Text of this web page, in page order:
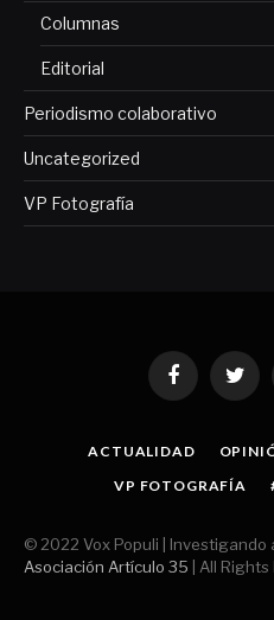
Columnas
Editorial
Periodismo colaborativo
Uncategorized
VP Fotografía
FacebookTwitter
ACTUALIDAD
VP FOTOGRAFÍA
© 2022 Vox Populi | Investigando
Asociación Artículo 35 | All